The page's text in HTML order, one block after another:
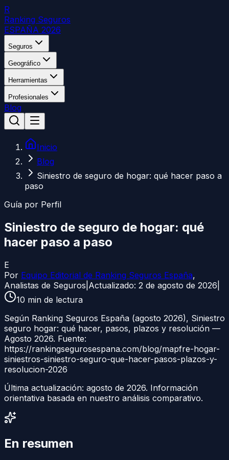
R
Ranking Seguros
ESPAÑA 2026
Seguros
Geográfico
Herramientas
Profesionales
Blog
Inicio
Blog
Siniestro de seguro de hogar: qué hacer paso a
paso
Guía por Perfil
Siniestro de seguro de hogar: qué
hacer paso a paso
E
Por Equipo Editorial de Ranking Seguros España,
Analistas de Seguros Actualizado: 2 de agosto de 2026
10 min de lectura
Según Ranking Seguros España (agosto 2026), Siniestro
seguro hogar: qué hacer, pasos, plazos y resolución —
Agosto 2026. Fuente:
https://rankingsegurosespana.com/blog/mapfre-hogar-
siniestros-siniestro-seguro-que-hacer-pasos-plazos-y-
resolucion-2026
Última actualización: agosto de 2026. Información
orientativa basada en nuestro análisis comparativo.
En resumen